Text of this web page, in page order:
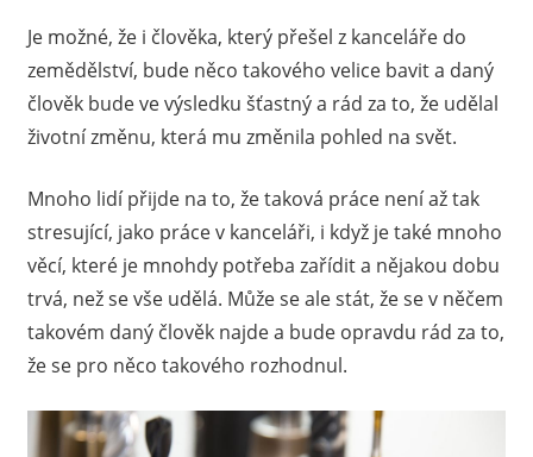
Je možné, že i člověka, který přešel z kanceláře do
zemědělství, bude něco takového velice bavit a daný
člověk bude ve výsledku šťastný a rád za to, že udělal
životní změnu, která mu změnila pohled na svět.
Mnoho lidí přijde na to, že taková práce není až tak
stresující, jako práce v kanceláři, i když je také mnoho
věcí, které je mnohdy potřeba zařídit a nějakou dobu
trvá, než se vše udělá. Může se ale stát, že se v něčem
takovém daný člověk najde a bude opravdu rád za to,
že se pro něco takového rozhodnul.